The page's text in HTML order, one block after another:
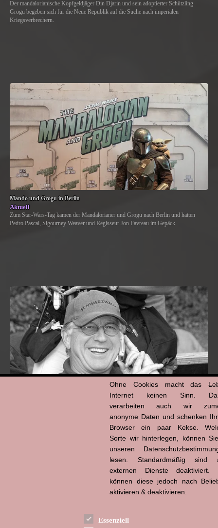
Der mandalorianische Kopfgeldjäger Din Djarin und sein adoptierter Schützling
Grogu begeben sich für die Neue Republik auf die Suche nach imperialen
Kriegsverbrechern.
Mando und Grogu in Berlin
Aktuell
Zum Star-Wars-Tag kamen der Mandalorianer und Grogu nach Berlin und hatten
Pedro Pascal, Sigourney Weaver und Regisseur Jon Favreau im Gepäck.
Ohne Cookies macht das
Internet keinen Sinn.
verarbeiten auch wir
anonyme Daten und schenken
Browser ein paar Kekse.
Sorte wir hinterlegen, können
unseren
lesen. Standardmäßig sind
externen Dienste deaktiviert.
können diese jedoch nach
aktivieren & deaktivieren.
Essenziell